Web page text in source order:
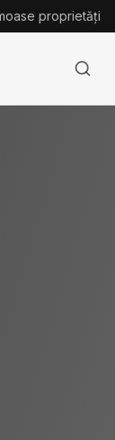
proprietăți